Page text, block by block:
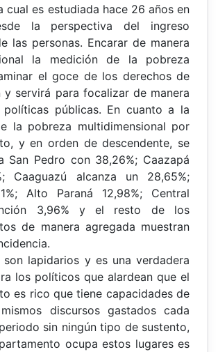
cual es estudiada hace 26 años en
la perspectiva del ingreso
las personas. Encarar de manera
la medición de la pobreza
el goce de los derechos de
y servirá para focalizar de manera
públicas. En cuanto a la
la pobreza multidimensional por
y en orden de descendente, se
San Pedro con 38,26%; Caazapá
Caaguazú alcanza un 28,65%;
Alto Paraná 12,98%; Central
3,96% y el resto de los
de manera agregada muestran
son lapidarios y es una verdadera
los políticos que alardean que el
es rico que tiene capacidades de
discursos gastados cada
sin ningún tipo de sustento,
ocupa estos lugares es